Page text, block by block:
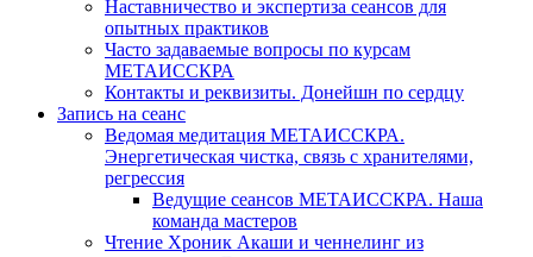
Наставничество и экспертиза сеансов для
опытных практиков
Часто задаваемые вопросы по курсам
МЕТАИССКРА
Контакты и реквизиты. Донейшн по сердцу
Запись на сеанс
Ведомая медитация МЕТАИССКРА.
Энергетическая чистка, связь с хранителями,
регрессия
Ведущие сеансов МЕТАИССКРА. Наша
команда мастеров
Чтение Хроник Акаши и ченнелинг из